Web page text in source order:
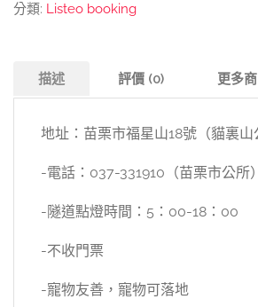
分類: Listeo booking
描述 評價 (0) 更多
地址：苗栗市福星山18號（貓裏山
-電話：037-331910（苗栗市公所）
-隧道點燈時間：5：00-18：00
-不收門票
-寵物友善，寵物可落地